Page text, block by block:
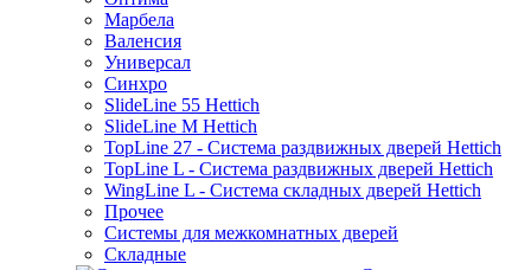
Марбела
Валенсия
Универсал
Синхро
SlideLine 55 Hettich
SlideLine M Hettich
TopLine 27 - Система раздвижных дверей Hettich
TopLine L - Система раздвижных дверей Hettich
WingLine L - Система складных дверей Hettich
Прочее
Системы для межкомнатных дверей
Складные